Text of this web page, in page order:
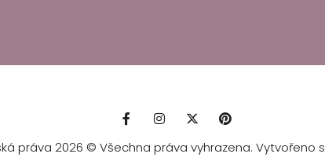
práva 2026 © Všechna práva vyhrazena. Vytvořeno s